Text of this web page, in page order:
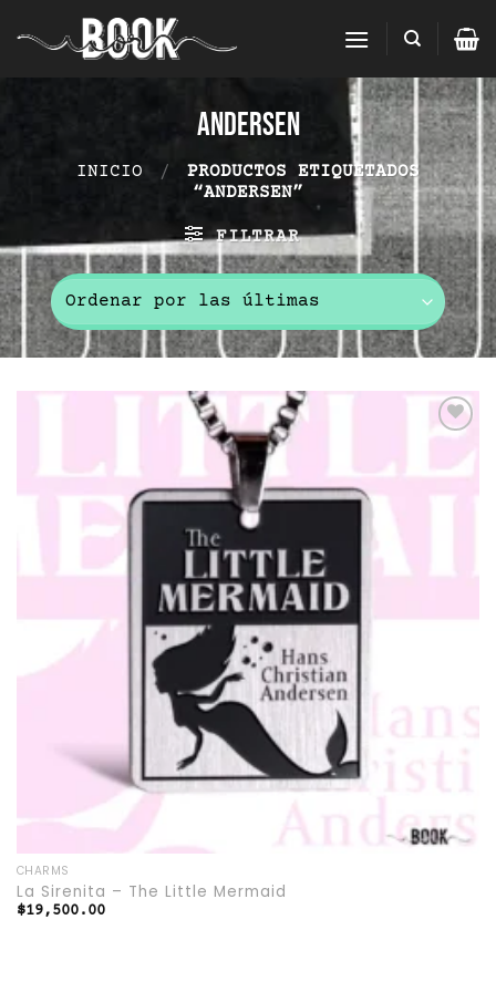
al
andersen
INICIO /
PRODUCTOS ETIQUETADOS
“ANDERSEN”
FILTRAR
wishlist
CHARMS
La Sirenita – The Little Mermaid
$19,500.00